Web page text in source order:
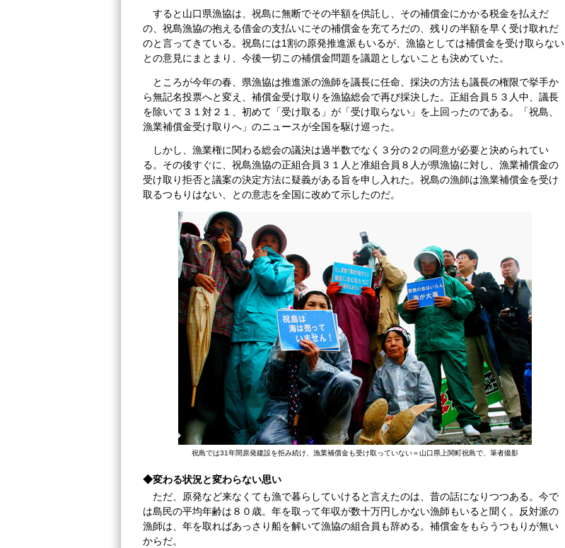
すると山口県漁協は、祝島に無断でその半額を供託し、その補償金にかかる税金を払えだ
の、祝島漁協の抱える借金の支払いにその補償金を充てろだの、残りの半額を早く受け取れだ
のと言ってきている。祝島には1割の原発推進派もいるが、漁協としては補償金を受け取らない
との意見にまとまり、今後一切この補償金問題を議題としないことも決めていた。
ところが今年の春、県漁協は推進派の漁師を議長に任命、採決の方法も議長の権限で挙手か
ら無記名投票へと変え、補償金受け取りを漁協総会で再び採決した。正組合員５３人中、議長
を除いて３１対２１、初めて「受け取る」が「受け取らない」を上回ったのである。「祝島、
漁業補償金受け取りへ」のニュースが全国を駆け巡った。
しかし、漁業権に関わる総会の議決は過半数でなく３分の２の同意が必要と決められてい
る。その後すぐに、祝島漁協の正組合員３１人と准組合員８人が県漁協に対し、漁業補償金の
受け取り拒否と議案の決定方法に疑義がある旨を申し入れた。祝島の漁師は漁業補償金を受け
取るつもりはない、との意志を全国に改めて示したのだ。
祝島では31年間原発建設を拒み続け、漁業補償金も受け取っていない＝山口県上関町祝島で、筆者撮影
◆変わる状況と変わらない思い
ただ、原発など来なくても漁で暮らしていけると言えたのは、昔の話になりつつある。今で
は島民の平均年齢は８０歳。年を取って年収が数十万円しかない漁師もいると聞く。反対派の
漁師は、年を取ればあっさり船を解いて漁協の組合員も辞める。補償金をもらうつもりが無い
からだ。